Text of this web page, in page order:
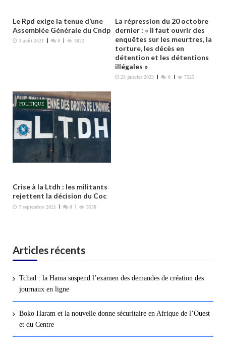
r
t
i
Le Rpd exige la tenue d’une
Assemblée Générale du Cndp
3 août 2021 0 3822
La répression du 20 octobre
dernier : « il faut ouvrir des
enquêtes sur les meurtres, la
torture, les décès en
détention et les détentions
illégales »
23 janvier 2023 0 7525
POLITIQUE
Crise à la Ltdh : les militants
rejettent la décision du Coc
7 septembre 2021 0 3558
Articles récents
Tchad : la Hama suspend l’examen des demandes de création des
journaux en ligne
Boko Haram et la nouvelle donne sécuritaire en Afrique de l’Ouest
et du Centre